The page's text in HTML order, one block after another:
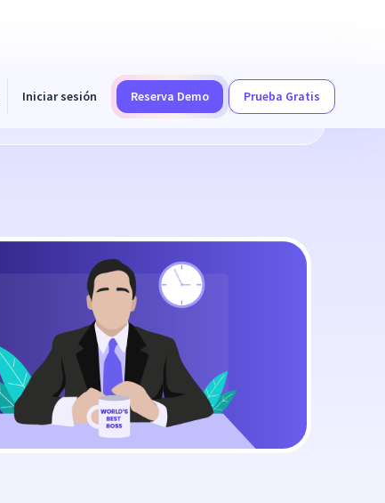
Iniciar sesión Reserva Demo
Prueba Gratis